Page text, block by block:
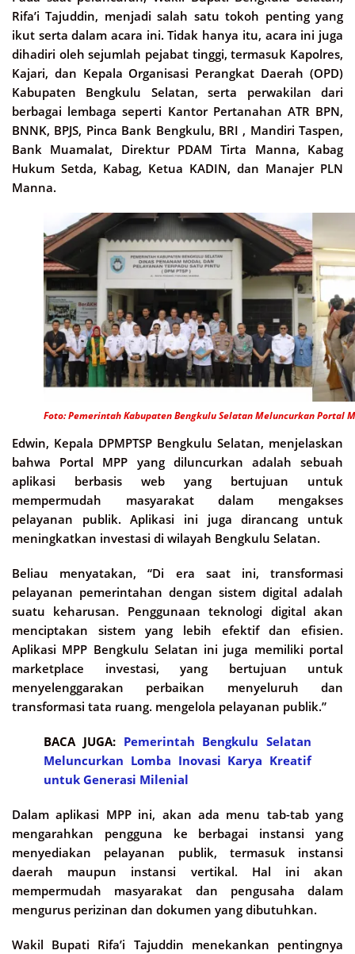
Rifa’i Tajuddin, menjadi salah satu tokoh penting yang
ikut serta dalam acara ini. Tidak hanya itu, acara ini juga
dihadiri oleh sejumlah pejabat tinggi, termasuk Kapolres,
Kajari, dan Kepala Organisasi Perangkat Daerah (OPD)
Kabupaten Bengkulu Selatan, serta perwakilan dari
berbagai lembaga seperti Kantor Pertanahan ATR BPN,
BNNK, BPJS, Pinca Bank Bengkulu, BRI , Mandiri Taspen,
Bank Muamalat, Direktur PDAM Tirta Manna, Kabag
Hukum Setda, Kabag, Ketua KADIN, dan Manajer PLN
Manna.
Foto: Pemerintah Kabupaten Bengkulu Selatan Meluncurkan Portal
Edwin, Kepala DPMPTSP Bengkulu Selatan, menjelaskan
bahwa Portal MPP yang diluncurkan adalah sebuah
aplikasi berbasis web yang bertujuan untuk
mempermudah masyarakat dalam mengakses
pelayanan publik. Aplikasi ini juga dirancang untuk
meningkatkan investasi di wilayah Bengkulu Selatan.
Beliau menyatakan, “Di era saat ini, transformasi
pelayanan pemerintahan dengan sistem digital adalah
suatu keharusan. Penggunaan teknologi digital akan
menciptakan sistem yang lebih efektif dan efisien.
Aplikasi MPP Bengkulu Selatan ini juga memiliki portal
marketplace investasi, yang bertujuan untuk
menyelenggarakan perbaikan menyeluruh dan
transformasi tata ruang. mengelola pelayanan publik.”
BACA JUGA: Pemerintah Bengkulu Selatan
Meluncurkan Lomba Inovasi Karya Kreatif
untuk Generasi Milenial
Dalam aplikasi MPP ini, akan ada menu tab-tab yang
mengarahkan pengguna ke berbagai instansi yang
menyediakan pelayanan publik, termasuk instansi
daerah maupun instansi vertikal. Hal ini akan
mempermudah masyarakat dan pengusaha dalam
mengurus perizinan dan dokumen yang dibutuhkan.
Wakil Bupati Rifa’i Tajuddin menekankan pentingnya